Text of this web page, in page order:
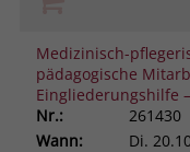
Medizinisch-
pädagogische
Eingliederungshilfe
Nr.:
261430
Wann:
Di.